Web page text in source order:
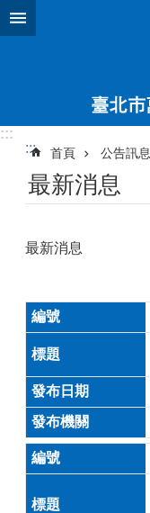
跳到主要內容區塊
:::
:::
首頁 公告訊息
最新消息
最新消息